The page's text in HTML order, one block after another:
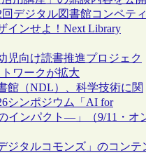
デジタル図書館コンペティ
インせよ！Next Library
児向け読書推進プロジェク
トワークが拡大
館（NDL）、科学技術に関
シンポジウム「AI for
インパクト―」（9/11・オ
ジタルコモンズ」のコンテ